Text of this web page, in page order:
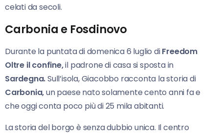
celati da secoli.
Carbonia e Fosdinovo
Durante la puntata di domenica 6 luglio diFreedom
Oltre il confine,il padrone di casa si sposta in
Sardegna.Sull’isola, Giacobbo racconta la storia di
Carbonia,un paese nato solamente cento anni fa e
che oggi conta poco più di 25 mila abitanti.
La storia del borgo è senza dubbio unica. Il centro